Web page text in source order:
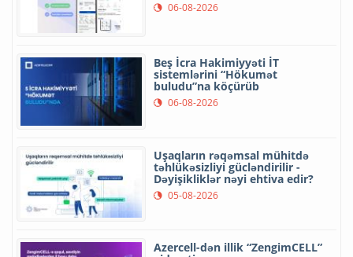
06-08-2026
Beş İcra Hakimiyyəti İT
sistemlərini “Hökumət
buludu”na köçürüb
06-08-2026
Uşaqların rəqəmsal mühitdə
təhlükəsizliyi gücləndirilir -
Dəyişikliklər nəyi ehtiva edir?
05-08-2026
Azercell-dən illik “ZengimCELL”